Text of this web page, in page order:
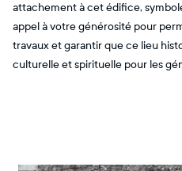
attachement à cet édifice,
appel à votre générosité pour
travaux et garantir que ce lieu
culturelle et spirituelle pour les